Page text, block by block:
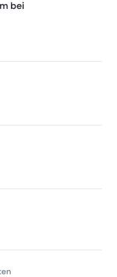
bei